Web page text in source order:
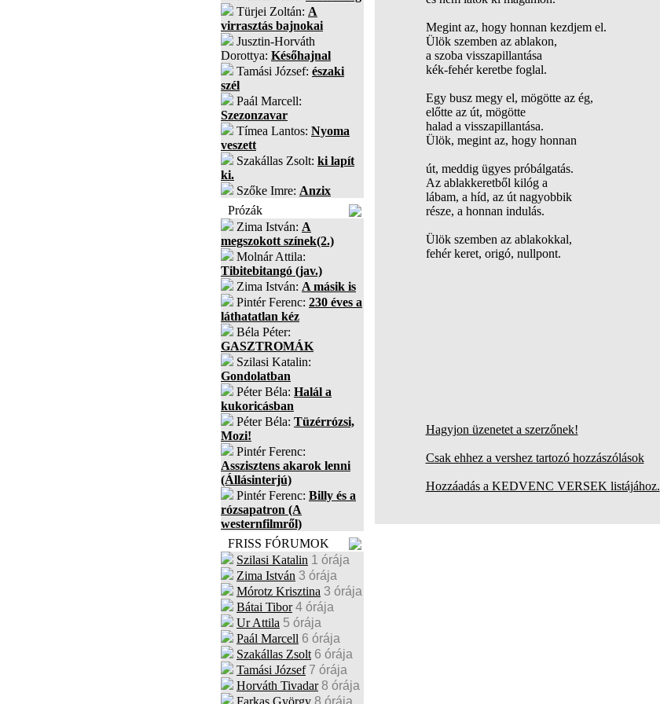
Türjei Zoltán: A
virrasztás bajnokai
Jusztin-Horváth
Dorottya: Későhajnal
Tamási József: északi
szél
Paál Marcell:
Szezonzavar
Tímea Lantos: Nyoma
veszett
Szakállas Zsolt: ki lapít
ki.
Szőke Imre: Anzix
Prózák
Zima István: A
megszokott színek(2.)
Molnár Attila:
Tibitebitangó (jav.)
Zima István: A másik is
Pintér Ferenc: 230 éves a
láthatatlan kéz
Béla Péter:
GASZTROMÁK
Szilasi Katalin:
Gondolatban
Péter Béla: Halál a
kukoricásban
Péter Béla: Tüzérrózsi,
Mozi!
Pintér Ferenc:
Asszisztens akarok lenni
(Állásinterjú)
Pintér Ferenc: Billy és a
rózsapatron (A
westernfilmről)
FRISS FÓRUMOK
Szilasi Katalin 1 órája
Zima István 3 órája
Mórotz Krisztina 3 órája
Bátai Tibor 4 órája
Ur Attila 5 órája
Paál Marcell 6 órája
Szakállas Zsolt 6 órája
Tamási József 7 órája
Horváth Tivadar 8 órája
Farkas György 8 órája
Megint az, hogy honnan kezdjem el.
Ülök szemben az ablakon,
a szoba visszapillantása
kék-fehér keretbe foglal.
Egy busz megy el, mögötte az ég,
előtte az út, mögötte
halad a visszapillantása.
Ülök, megint az, hogy honnan
út, meddig ügyes próbálgatás.
Az ablakkeretből kilóg a
lábam, a híd, az út nagyobbik
része, a honnan indulás.
Ülök szemben az ablakokkal,
fehér keret, origó, nullpont.
Hagyjon üzenetet a szerzőnek!
Csak ehhez a vershez tartozó hozzászólások
Hozzáadás a KEDVENC VERSEK listájához.